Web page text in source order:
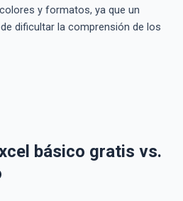
y formatos, ya que un
dificultar la comprensión de los
básico gratis vs.